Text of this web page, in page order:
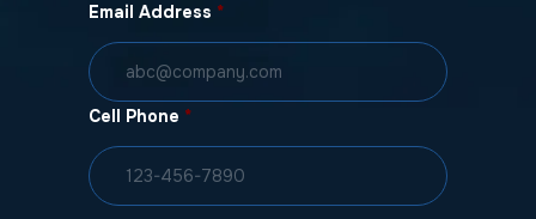
Email Address *
Cell Phone *